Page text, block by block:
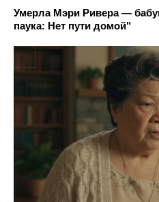
Умерла Мэри Ривера —
паука: Нет пути домой"